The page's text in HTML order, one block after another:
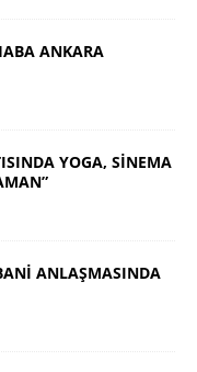
ANKARA
YOGA, SİNEMA
ANLAŞMASINDA